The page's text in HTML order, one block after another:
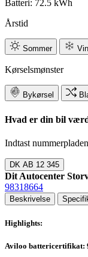
Batteri: 72.5 kWh
Årstid
Sommer
Kørselsmønster
Bykørsel
Hvad er din bil
Indtast
DK AB 12 345
Dit Autocenter
98318664
Beskrivelse
Highlights:
Aviloo battericertifikat: